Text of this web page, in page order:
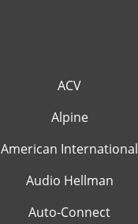
ACV
Alpine
American International
Audio Hellman
Auto-Connect